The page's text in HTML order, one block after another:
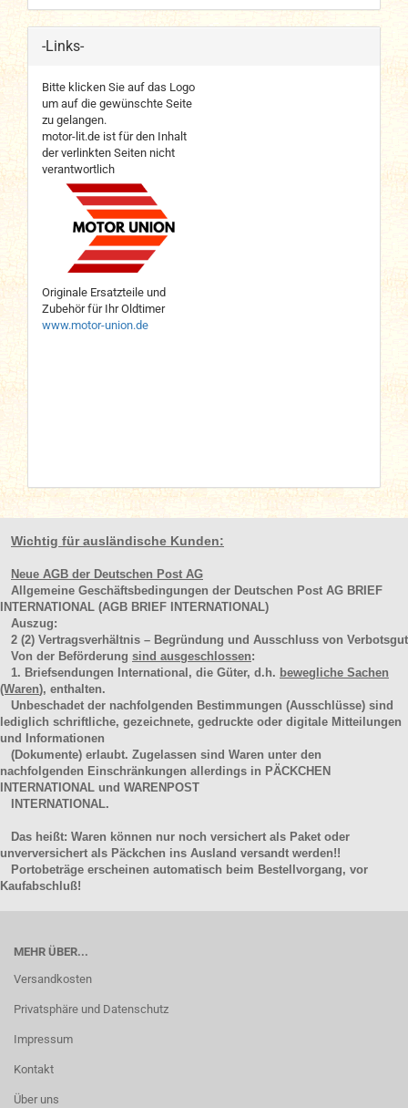
-Links-
Bitte klicken Sie auf das Logo
um auf die gewünschte Seite
zu gelangen.
motor-lit.de ist für den Inhalt
der verlinkten Seiten nicht
verantwortlich
Originale Ersatzteile und
Zubehör für Ihr Oldtimer
www.motor-union.de
Wichtig für ausländische Kunden:
Neue AGB der Deutschen Post AG
Allgemeine Geschäftsbedingungen der Deutschen Post AG BRIEF
INTERNATIONAL (AGB BRIEF INTERNATIONAL)
Auszug:
2 (2) Vertragsverhältnis – Begründung und Ausschluss von Verbotsgut
Von der Beförderung sind ausgeschlossen:
1. Briefsendungen International, die Güter, d.h. bewegliche Sachen
(Waren), enthalten.
Unbeschadet der nachfolgenden Bestimmungen (Ausschlüsse) sind
lediglich schriftliche, gezeichnete, gedruckte oder digitale Mitteilungen
und Informationen
(Dokumente) erlaubt. Zugelassen sind Waren unter den
nachfolgenden Einschränkungen allerdings in PÄCKCHEN
INTERNATIONAL und WARENPOST
INTERNATIONAL.
Das heißt: Waren können nur noch versichert als Paket oder
unverversichert als Päckchen ins Ausland versandt werden!!
Portobeträge erscheinen automatisch beim Bestellvorgang, vor
Kaufabschluß!
MEHR ÜBER...
Versandkosten
Privatsphäre und Datenschutz
Impressum
Kontakt
Über uns